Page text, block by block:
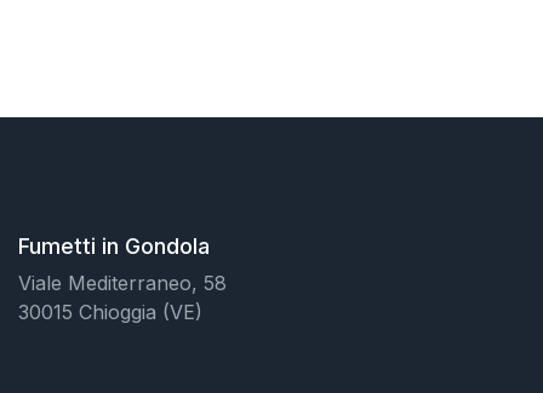
Fumetti in Gondola
Viale Mediterraneo, 58
30015 Chioggia (VE)